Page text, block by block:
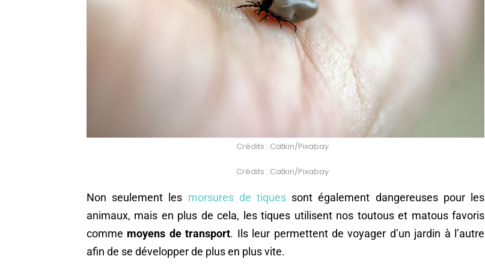
Crédits : Catkin/Pixabay
Crédits : Catkin/Pixabay
Non seulement les morsures de tiques sont également dangereuses pour les
animaux, mais en plus de cela, les tiques utilisent nos toutous et matous favoris
comme moyens de transport. Ils leur permettent de voyager d’un jardin à l’autre
afin de se développer de plus en plus vite.